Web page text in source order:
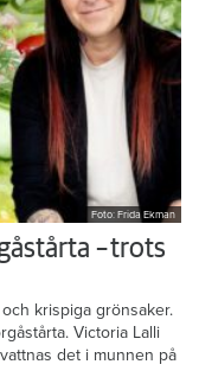
Foto: Frida Ekman
– trots
krispiga grönsaker.
Victoria Lalli
det i munnen på